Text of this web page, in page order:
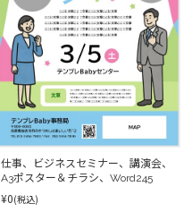
仕事、ビジネスセミナー、講演会、
A3ポスター＆チラシ、Word245
¥0(税込)